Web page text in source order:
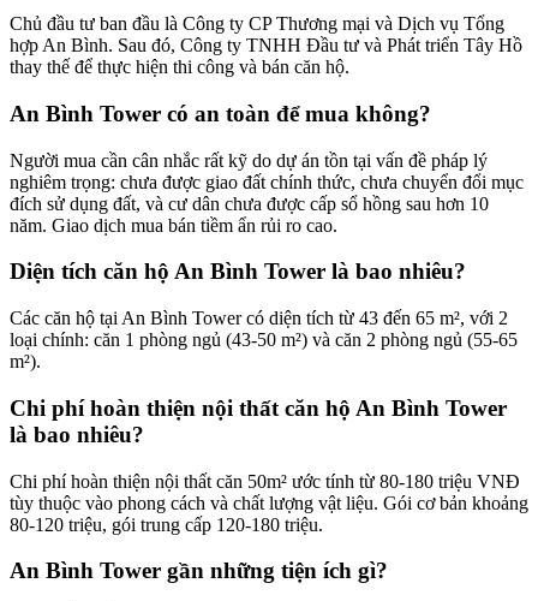
Chủ đầu tư ban đầu là Công ty CP Thương mại và Dịch vụ Tổng
hợp An Bình. Sau đó, Công ty TNHH Đầu tư và Phát triển Tây Hồ
thay thế để thực hiện thi công và bán căn hộ.
An Bình Tower có an toàn để mua không?
Người mua cần cân nhắc rất kỹ do dự án tồn tại vấn đề pháp lý
nghiêm trọng: chưa được giao đất chính thức, chưa chuyển đổi mục
đích sử dụng đất, và cư dân chưa được cấp sổ hồng sau hơn 10
năm. Giao dịch mua bán tiềm ẩn rủi ro cao.
Diện tích căn hộ An Bình Tower là bao nhiêu?
Các căn hộ tại An Bình Tower có diện tích từ 43 đến 65 m², với 2
loại chính: căn 1 phòng ngủ (43-50 m²) và căn 2 phòng ngủ (55-65
m²).
Chi phí hoàn thiện nội thất căn hộ An Bình Tower
là bao nhiêu?
Chi phí hoàn thiện nội thất căn 50m² ước tính từ 80-180 triệu VNĐ
tùy thuộc vào phong cách và chất lượng vật liệu. Gói cơ bản khoảng
80-120 triệu, gói trung cấp 120-180 triệu.
An Bình Tower gần những tiện ích gì?